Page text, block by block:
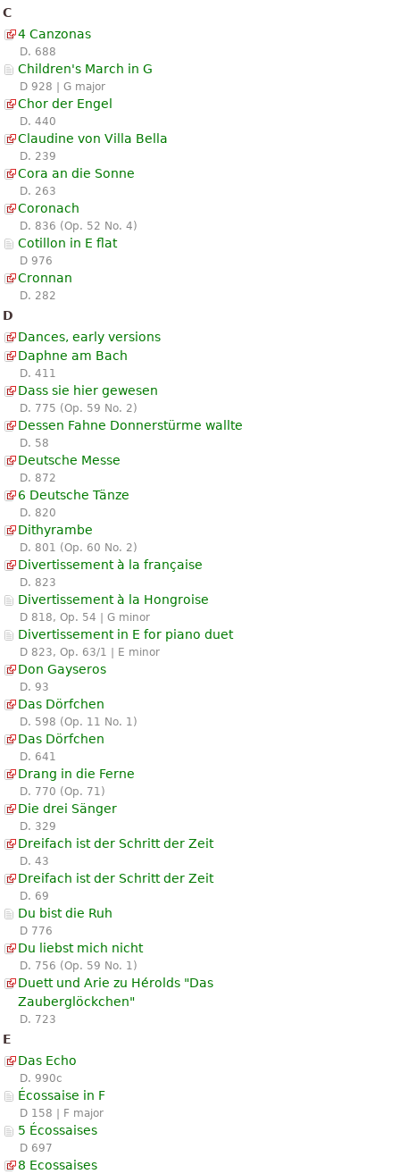
C
4 Canzonas
D. 688
Children's March in G
D 928 | G major
Chor der Engel
D. 440
Claudine von Villa Bella
D. 239
Cora an die Sonne
D. 263
Coronach
D. 836 (Op. 52 No. 4)
Cotillon in E flat
D 976
Cronnan
D. 282
D
Dances, early versions
Daphne am Bach
D. 411
Dass sie hier gewesen
D. 775 (Op. 59 No. 2)
Dessen Fahne Donnerstürme wallte
D. 58
Deutsche Messe
D. 872
6 Deutsche Tänze
D. 820
Dithyrambe
D. 801 (Op. 60 No. 2)
Divertissement à la française
D. 823
Divertissement à la Hongroise
D 818, Op. 54 | G minor
Divertissement in E for piano duet
D 823, Op. 63/1 | E minor
Don Gayseros
D. 93
Das Dörfchen
D. 598 (Op. 11 No. 1)
Das Dörfchen
D. 641
Drang in die Ferne
D. 770 (Op. 71)
Die drei Sänger
D. 329
Dreifach ist der Schritt der Zeit
D. 43
Dreifach ist der Schritt der Zeit
D. 69
Du bist die Ruh
D 776
Du liebst mich nicht
D. 756 (Op. 59 No. 1)
Duett und Arie zu Hérolds "Das
Zauberglöckchen"
D. 723
E
Das Echo
D. 990c
Écossaise in F
D 158 | F major
5 Écossaises
D 697
8 Ecossaises